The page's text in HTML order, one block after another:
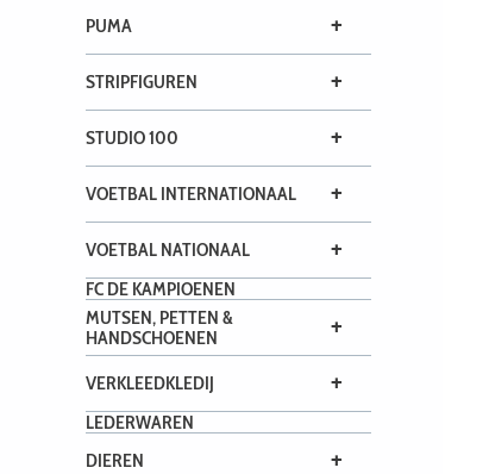
PUMA +
STRIPFIGUREN +
STUDIO 100 +
VOETBAL INTERNATIONAAL +
VOETBAL NATIONAAL
+
FC DE KAMPIOENEN
MUTSEN, PETTEN &
HANDSCHOENEN
+
VERKLEEDKLEDIJ
+
LEDERWAREN
DIEREN
+